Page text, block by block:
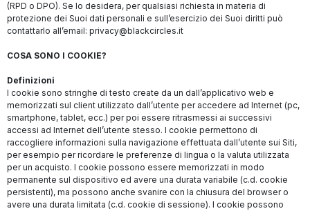
(RPD o DPO). Se lo desidera, per qualsiasi richiesta in materia di
protezione dei Suoi dati personali e sull’esercizio dei Suoi diritti può
contattarlo all’email: privacy@blackcircles.it
COSA SONO I COOKIE?
Definizioni
I cookie sono stringhe di testo create da un dall’applicativo web e
memorizzati sul client utilizzato dall’utente per accedere ad Internet (pc,
smartphone, tablet, ecc.) per poi essere ritrasmessi ai successivi
accessi ad Internet dell’utente stesso. I cookie permettono di
raccogliere informazioni sulla navigazione effettuata dall’utente sui Siti,
per esempio per ricordare le preferenze di lingua o la valuta utilizzata
per un acquisto. I cookie possono essere memorizzati in modo
permanente sul dispositivo ed avere una durata variabile (c.d. cookie
persistenti), ma possono anche svanire con la chiusura del browser o
avere una durata limitata (c.d. cookie di sessione). I cookie possono